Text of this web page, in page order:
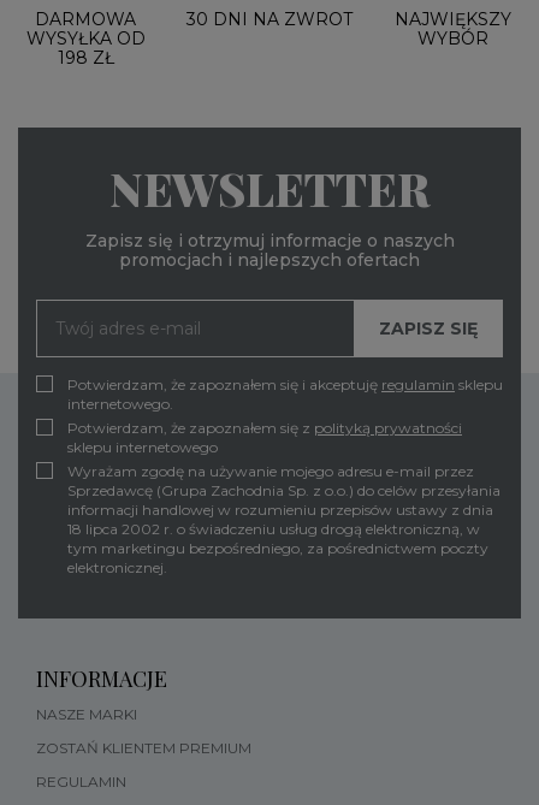
DARMOWA
WYSYŁKA OD
198 ZŁ
30 DNI NA ZWROT
NAJWIĘKSZY
WYBÓR
NEWSLETTER
Zapisz się i otrzymuj informacje o naszych
promocjach i najlepszych ofertach
Potwierdzam, że zapoznałem się i akceptuję regulamin sklepu
internetowego.
Potwierdzam, że zapoznałem się z polityką prywatności
sklepu internetowego
Wyrażam zgodę na używanie mojego adresu e-mail przez
Sprzedawcę (Grupa Zachodnia Sp. z o.o.) do celów przesyłania
informacji handlowej w rozumieniu przepisów ustawy z dnia
18 lipca 2002 r. o świadczeniu usług drogą elektroniczną, w
tym marketingu bezpośredniego, za pośrednictwem poczty
elektronicznej.
INFORMACJE
NASZE MARKI
ZOSTAŃ KLIENTEM PREMIUM
REGULAMIN